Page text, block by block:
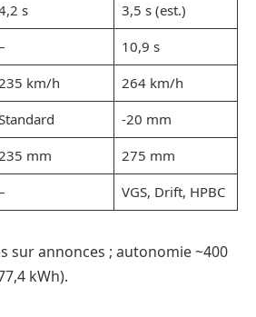
s
3,5 s (est.)
10,9 s
km/h
264 km/h
-20 mm
mm
275 mm
VGS, Drift, HPBC
sur annonces ; autonomie ~400
kWh).